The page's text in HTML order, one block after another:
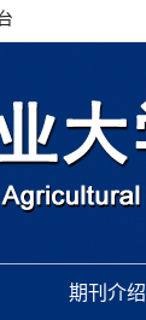
期刊介绍